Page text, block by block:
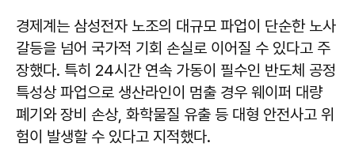
경제계는 삼성전자 노조의 대규모 파업이 단순한 노사
갈등을 넘어 국가적 기회 손실로 이어질 수 있다고 주
장했다. 특히 24시간 연속 가동이 필수인 반도체 공정
특성상 파업으로 생산라인이 멈출 경우 웨이퍼 대량
폐기와 장비 손상, 화학물질 유출 등 대형 안전사고 위
험이 발생할 수 있다고 지적했다.